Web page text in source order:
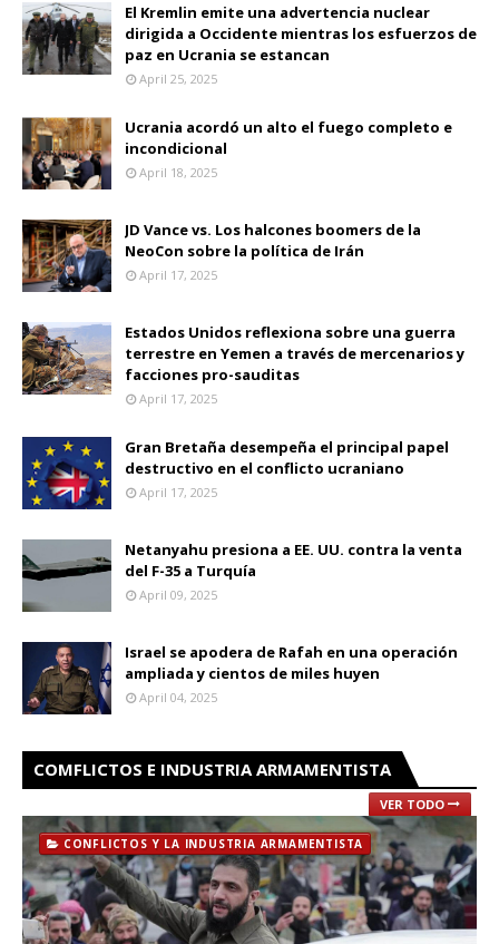
El Kremlin emite una advertencia nuclear
dirigida a Occidente mientras los esfuerzos de
paz en Ucrania se estancan
April 25, 2025
Ucrania acordó un alto el fuego completo e
incondicional
April 18, 2025
JD Vance vs. Los halcones boomers de la
NeoCon sobre la política de Irán
April 17, 2025
Estados Unidos reflexiona sobre una guerra
terrestre en Yemen a través de mercenarios y
facciones pro-sauditas
April 17, 2025
Gran Bretaña desempeña el principal papel
destructivo en el conflicto ucraniano
April 17, 2025
Netanyahu presiona a EE. UU. contra la venta
del F-35 a Turquía
April 09, 2025
Israel se apodera de Rafah en una operación
ampliada y cientos de miles huyen
April 04, 2025
COMFLICTOS E INDUSTRIA ARMAMENTISTA
VER TODO
CONFLICTOS Y LA INDUSTRIA ARMAMENTISTA